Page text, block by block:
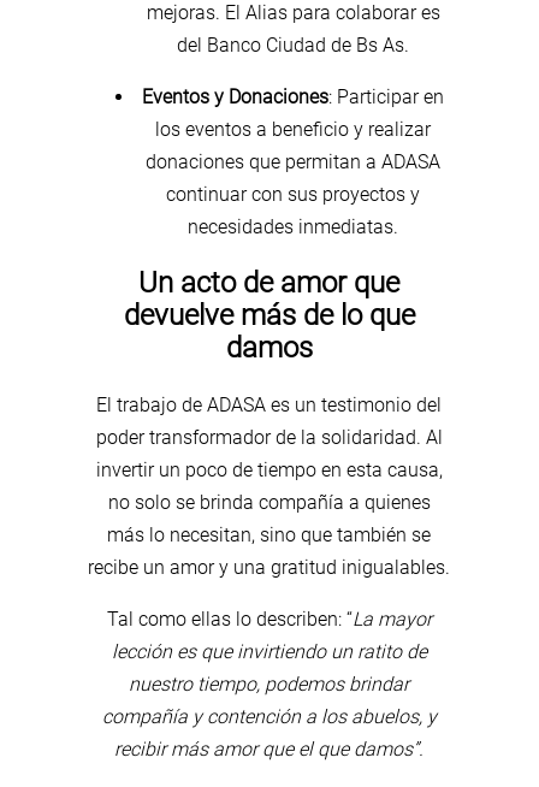
mejoras. El Alias para colaborar es
del Banco Ciudad de Bs As.
Eventos y Donaciones: Participar en
los eventos a beneficio y realizar
donaciones que permitan a ADASA
continuar con sus proyectos y
necesidades inmediatas.
Un acto de amor que
devuelve más de lo que
damos
El trabajo de ADASA es un testimonio del
poder transformador de la solidaridad. Al
invertir un poco de tiempo en esta causa,
no solo se brinda compañía a quienes
más lo necesitan, sino que también se
recibe un amor y una gratitud inigualables.
Tal como ellas lo describen: “La mayor
lección es que invirtiendo un ratito de
nuestro tiempo, podemos brindar
compañía y contención a los abuelos, y
recibir más amor que el que damos”.